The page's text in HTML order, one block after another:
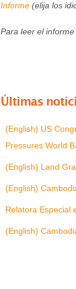
Informe (elija los
Para leer el
Últimas
(English) US
Pressures World
(English) Land
(English)
Relatora Especial
(English)